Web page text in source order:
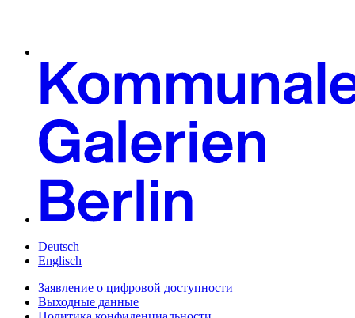
Deutsch
Englisch
Заявление о цифровой доступности
Выходные данные